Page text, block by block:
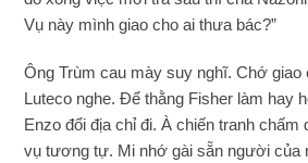
Vụ này mình giao cho ai thưa bác?”
Ông Trùm cau mày suy nghĩ. Chớ giao
Luteco nghe. Để thằng Fisher làm hay
Enzo đổi địa chỉ đi. À chiến tranh chấm
vụ tương tự. Mi nhớ gài sẵn người của